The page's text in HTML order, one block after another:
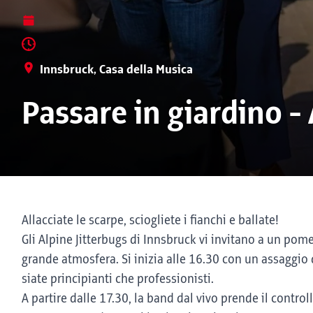
Innsbruck, Casa della Musica
Passare in giardino
Allacciate le scarpe, sciogliete i fianchi e ballate!
Gli Alpine Jitterbugs di Innsbruck vi invitano a un
grande atmosfera. Si inizia alle 16.30 con un
siate principianti che professionisti.
A partire dalle 17.30, la band dal vivo prende il